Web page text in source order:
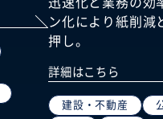
ン化により紙削減
押し。
詳細はこちら
建設・不動産